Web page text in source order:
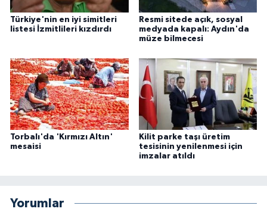
Türkiye'nin en iyi simitleri
listesi İzmitlileri kızdırdı
Resmi sitede açık, sosyal
medyada kapalı: Aydın'da
müze bilmecesi
Torbalı'da 'Kırmızı Altın'
mesaisi
Kilit parke taşı üretim
tesisinin yenilenmesi için
imzalar atıldı
Yorumlar